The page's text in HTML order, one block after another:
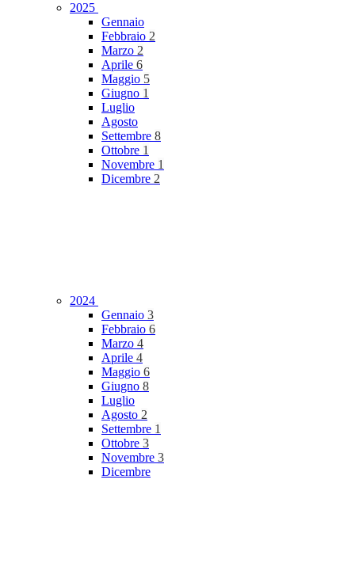
2025
Gennaio
Febbraio 2
Marzo 2
Aprile 6
Maggio 5
Giugno 1
Luglio
Agosto
Settembre 8
Ottobre 1
Novembre 1
Dicembre 2
2024
Gennaio 3
Febbraio 6
Marzo 4
Aprile 4
Maggio 6
Giugno 8
Luglio
Agosto 2
Settembre 1
Ottobre 3
Novembre 3
Dicembre